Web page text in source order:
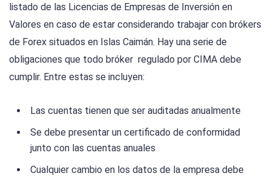
listado de las Licencias de Empresas de Inversión en
Valores en caso de estar considerando trabajar con brókers
de Forex situados en Islas Caimán. Hay una serie de
obligaciones que todo bróker regulado por CIMA debe
cumplir. Entre estas se incluyen:
Las cuentas tienen que ser auditadas anualmente
Se debe presentar un certificado de conformidad
junto con las cuentas anuales
Cualquier cambio en los datos de la empresa debe